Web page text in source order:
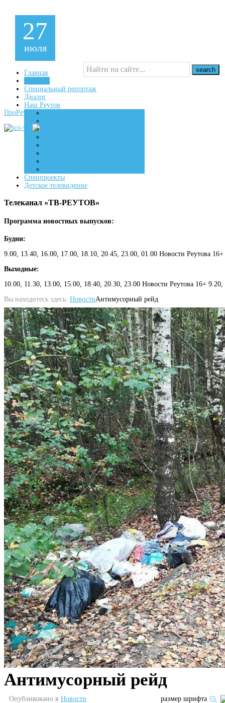
16+
ПроРеутов
Главная
Специальный репортаж
Диалог
Наш Реутов
Спецпроекты
Детское телевидение
Телеканал «ТВ-РЕУТОВ»
Программа новостных выпусков:
Будни:
9.00, 13.40, 16.00, 17.00, 18.10, 20.45, 23.00, 01.00 Новости Реутова
Выходные:
10.00, 11.30, 13.00, 15.00, 18.40, 20.30, 23.00 Новости Реутова 16+
Вы находитесь здесь: НовостиАнтимусорный рейд
27
июля
Антимусорный рейд
Опубликовано в Новости размер шрифта